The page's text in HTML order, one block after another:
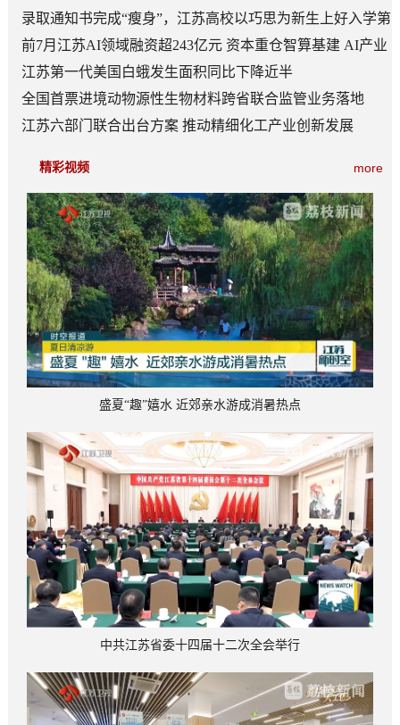
——从“客流通道”到“生活场景”
录取通知书完成“瘦身”，江苏高校以巧思为新生上好入学第
一课
前7月江苏AI领域融资超243亿元 资本重仓智算基建 AI产业
底盘夯实
江苏第一代美国白蛾发生面积同比下降近半
全国首票进境动物源性生物材料跨省联合监管业务落地
江苏六部门联合出台方案 推动精细化工产业创新发展
more
精彩视频
盛夏“趣”嬉水 近郊亲水游成消暑热点
中共江苏省委十四届十二次全会举行